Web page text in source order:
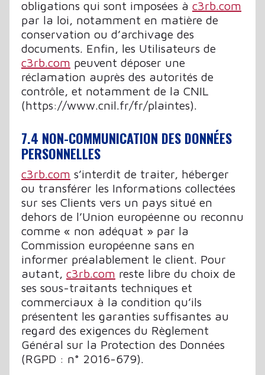
obligations qui sont imposées à c3rb.com
par la loi, notamment en matière de
conservation ou d’archivage des
documents. Enfin, les Utilisateurs de
c3rb.com peuvent déposer une
réclamation auprès des autorités de
contrôle, et notamment de la CNIL
(https://www.cnil.fr/fr/plaintes).
7.4 NON-COMMUNICATION DES DONNÉES
PERSONNELLES
c3rb.com s’interdit de traiter, héberger
ou transférer les Informations collectées
sur ses Clients vers un pays situé en
dehors de l’Union européenne ou reconnu
comme « non adéquat » par la
Commission européenne sans en
informer préalablement le client. Pour
autant, c3rb.com reste libre du choix de
ses sous-traitants techniques et
commerciaux à la condition qu’ils
présentent les garanties suffisantes au
regard des exigences du Règlement
Général sur la Protection des Données
(RGPD : n° 2016-679).